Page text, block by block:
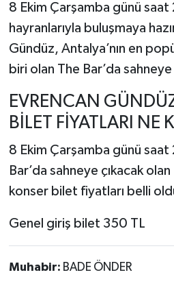
8 Ekim Çarşamba günü
hayranlarıyla buluşmaya
Gündüz, Antalya’nın en
biri olan The Bar’da sahneye
EVRENCAN
BİLET FİYATLARI NE
8 Ekim Çarşamba günü
Bar’da sahneye çıkacak
konser bilet fiyatları belli
Genel giriş bilet 350 TL
Muhabir: BADE ÖNDER